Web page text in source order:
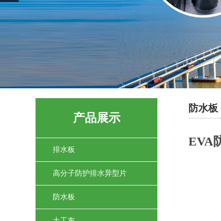
产品展示
排水板
高分子防护排水异型片
防水板
防水板
EVA